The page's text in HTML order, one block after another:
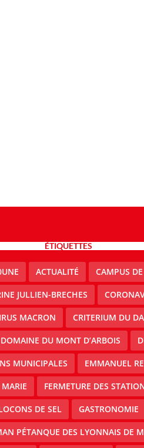
ÉTIQUETTES
ACTUALITÉ CAMPUS
JULLIEN-BRECHES
MACRON CRITERIUM DU
DOMAINE DU MONT D’ARBOIS
MUNICIPALES EMMANUEL
MARIE FERMETURE DES
DE SEL GASTRONOMIE
PÉTANQUE DES LYONNAIS DE